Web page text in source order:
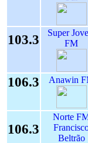
103.3
Super
FM
106.3 Anawin
106.3
Norte
Beltrão